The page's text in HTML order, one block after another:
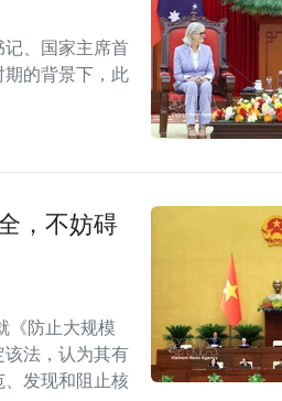
、国家主席首
的背景下，此
，不妨碍
《防止大规模
法，认为其有
发现和阻止核